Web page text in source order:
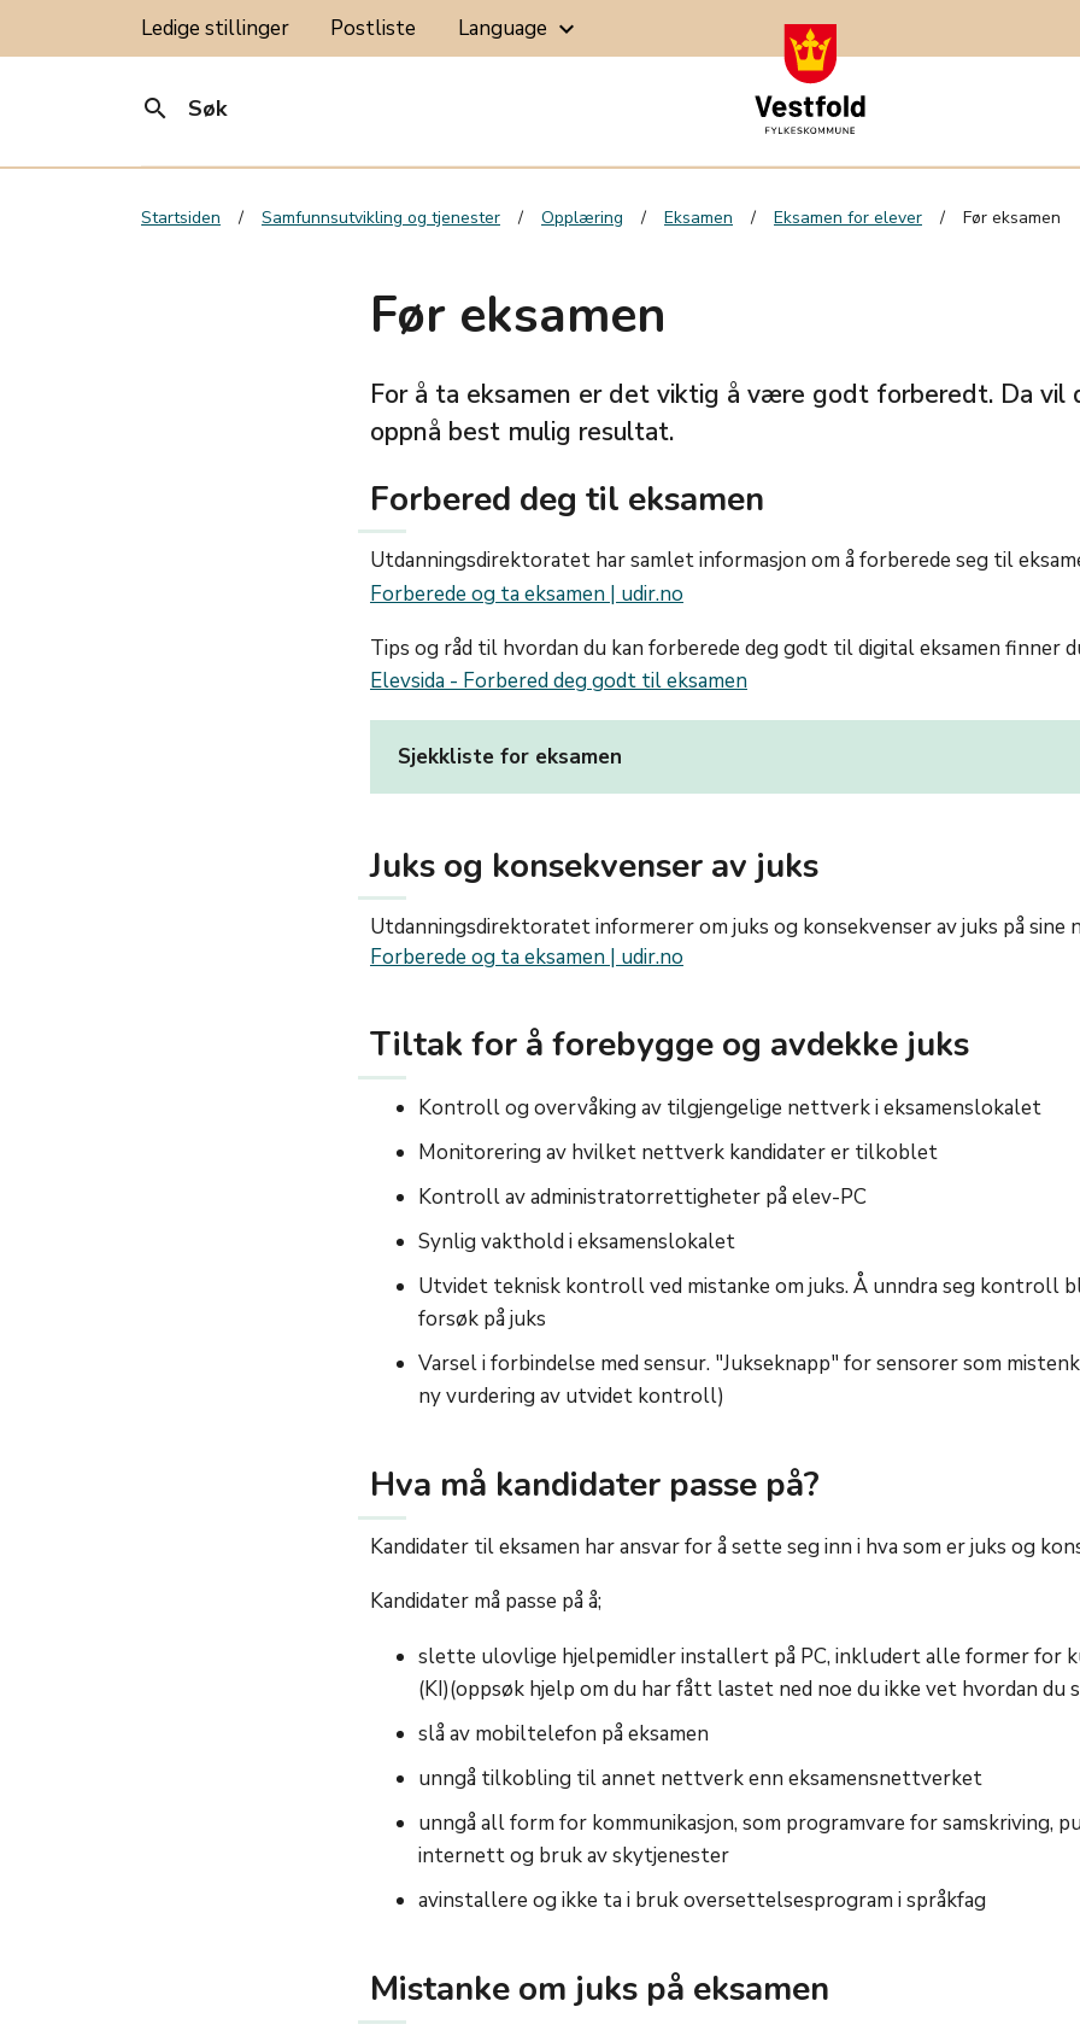
Ledige stillinger Postliste Language keyboard_arrow_down
search Søk
Startsiden Samfunnsutvikling og tjenester Opplæring Eksamen Eksamen for elever Før eksamen
Før eksamen
For å ta eksamen er det viktig å være godt forberedt. Da vil
oppnå best mulig resultat.
Forbered deg til eksamen
Utdanningsdirektoratet har samlet informasjon om å forberede seg til
Forberede og ta eksamen | udir.no
Tips og råd til hvordan du kan forberede deg godt til digital eksamen finner
Elevsida - Forbered deg godt til eksamen
Sjekkliste for eksamen
Juks og konsekvenser av juks
Utdanningsdirektoratet informerer om juks og konsekvenser av juks på sine
Forberede og ta eksamen | udir.no
Tiltak for å forebygge og avdekke juks
Kontroll og overvåking av tilgjengelige nettverk i eksamenslokalet
Monitorering av hvilket nettverk kandidater er tilkoblet
Kontroll av administratorrettigheter på elev-PC
Synlig vakthold i eksamenslokalet
Utvidet teknisk kontroll ved mistanke om juks. Å unndra seg kontroll
forsøk på juks
Varsel i forbindelse med sensur. "Jukseknapp" for sensorer som
ny vurdering av utvidet kontroll)
Hva må kandidater passe på?
Kandidater til eksamen har ansvar for åsette seg inn i hva som er juks og
Kandidater må passe på å;
slette ulovlige hjelpemidler installert på PC, inkludertalle former for
(KI)(oppsøk hjelp om du har fått lastet ned noe du ikke vet hvordan du
slå av mobiltelefon på eksamen
unngå tilkobling til annet nettverk enn eksamensnettverket
unngå all form for kommunikasjon, som programvare for samskriving,
internett og bruk av skytjenester
avinstallere og ikke ta i bruk oversettelsesprogram i språkfag
Mistanke om juks på eksamen